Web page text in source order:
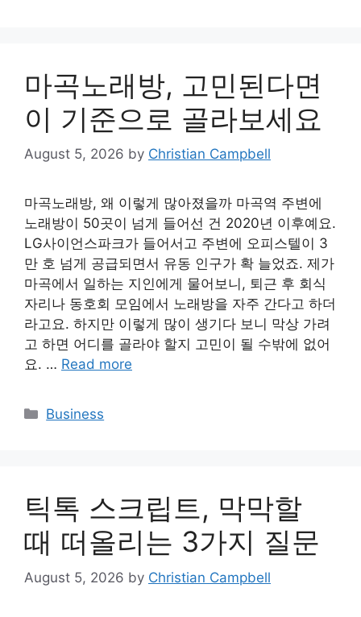
마곡노래방, 고민된다면
이 기준으로 골라보세요
August 5, 2026 by Christian Campbell
마곡노래방, 왜 이렇게 많아졌을까 마곡역 주변에
노래방이 50곳이 넘게 들어선 건 2020년 이후예요.
LG사이언스파크가 들어서고 주변에 오피스텔이 3
만 호 넘게 공급되면서 유동 인구가 확 늘었죠. 제가
마곡에서 일하는 지인에게 물어보니, 퇴근 후 회식
자리나 동호회 모임에서 노래방을 자주 간다고 하더
라고요. 하지만 이렇게 많이 생기다 보니 막상 가려
고 하면 어디를 골라야 할지 고민이 될 수밖에 없어
요. … Read more
Categories
Business
틱톡 스크립트, 막막할
때 떠올리는 3가지 질문
August 5, 2026 by Christian Campbell